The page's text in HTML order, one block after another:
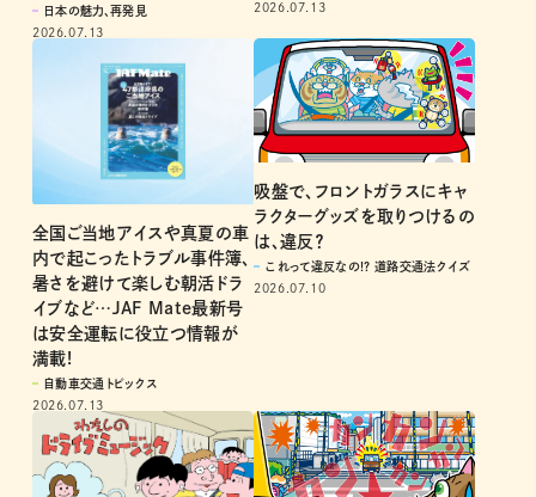
日本の魅力、再発見
2026.07.13
2026.07.13
全国ご当地アイスや真夏の車
内で起こったトラブル事件簿、
暑さを避けて楽しむ朝活ドラ
イブなど…JAF Mate最新号
は安全運転に役立つ情報が
満載!
自動車交通トピックス
2026.07.13
吸盤で、フロントガラスにキャ
ラクターグッズを取りつけるの
は、違反？
これって違反なの!? 道路交通法クイズ
2026.07.10